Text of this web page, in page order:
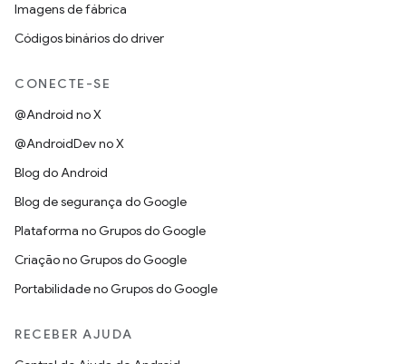
Imagens de fábrica
Códigos binários do driver
CONECTE-SE
@Android no X
@AndroidDev no X
Blog do Android
Blog de segurança do Google
Plataforma no Grupos do Google
Criação no Grupos do Google
Portabilidade no Grupos do Google
RECEBER AJUDA